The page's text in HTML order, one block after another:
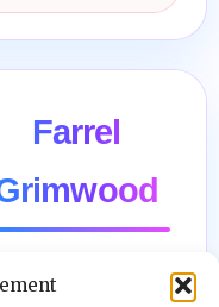
Farrel
"Il n’y a pas